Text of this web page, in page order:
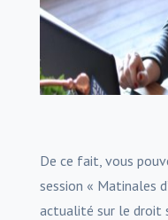
De ce fait, vous
session « Matinales
actualité sur le droit